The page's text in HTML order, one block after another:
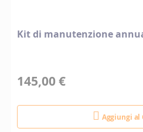
Kit di manutenzione
145,00 €
Aggiungi al